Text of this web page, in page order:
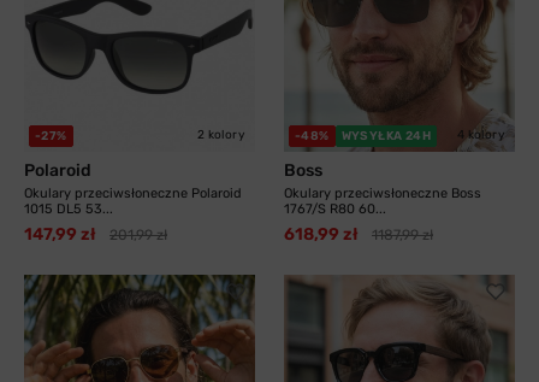
-27% 2 kolory
Polaroid
Okulary przeciwsłoneczne Polaroid
1015 DL5 53...
147,99 zł 201,99 zł
-48% WYSYŁKA 24H 4 kolory
Boss
Okulary przeciwsłoneczne Boss
1767/S R80 60...
618,99 zł 1187,99 zł